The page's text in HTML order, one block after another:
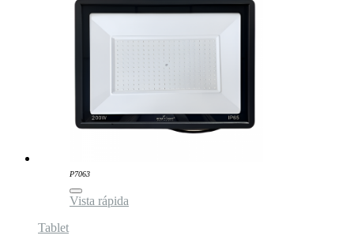
P7063
Vista rápida
Tablet